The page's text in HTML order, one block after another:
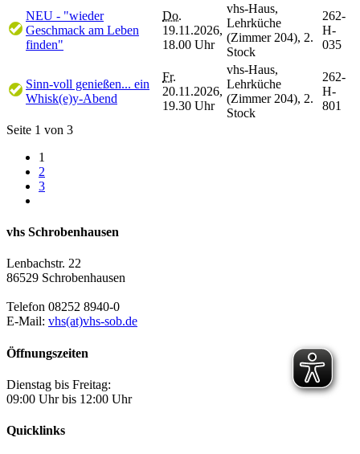
NEU - "wieder
Geschmack am Leben
finden"
Do.
19.11.2026,
18.00 Uhr
vhs-Haus,
Lehrküche
(Zimmer 204), 2.
Stock
262-
H-
035
Sinn-voll genießen... ein
Whisk(e)y-Abend
Fr.
20.11.2026,
19.30 Uhr
vhs-Haus,
Lehrküche
(Zimmer 204), 2.
Stock
262-
H-
801
Seite 1 von 3
1
2
3
vhs Schrobenhausen
Lenbachstr. 22
86529 Schrobenhausen
Telefon 08252 8940-0
E-Mail: vhs(at)vhs-sob.de
Öffnungszeiten
Dienstag bis Freitag:
09:00 Uhr bis 12:00 Uhr
Quicklinks